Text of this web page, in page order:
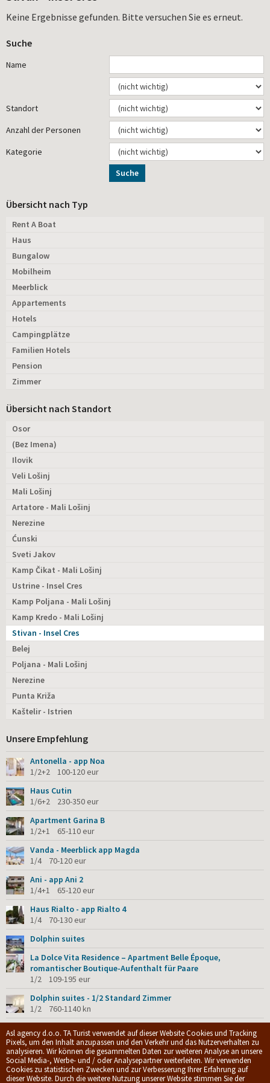
Asl agency d.o.o. TA Turist verwendet auf dieser Website Cookies und Tracking
Pixels, um den Inhalt anzupassen und den Verkehr und das Nutzerverhalten zu
analysieren. Wir können die gesammelten Daten zur weiteren Analyse an unsere
Social Media-, Werbe- und / oder Analysepartner weiterleiten. Wir verwenden
Cookies zu statistischen Zwecken und zur Verbesserung Ihrer Erfahrung auf
dieser Website. Durch die weitere Nutzung unserer Website stimmen Sie der
Keine Ergebnisse gefunden. Bitte versuchen Sie es erneut.
Suche
Name
Standort
Anzahl der Personen
Kategorie
Suche
Übersicht nach Typ
Rent A Boat
Haus
Bungalow
Mobilheim
Meerblick
Appartements
Hotels
Campingplätze
Familien Hotels
Pension
Zimmer
Übersicht nach Standort
Osor
(Bez Imena)
Ilovik
Veli Lošinj
Mali Lošinj
Artatore - Mali Lošinj
Nerezine
Ćunski
Sveti Jakov
Kamp Čikat - Mali Lošinj
Ustrine - Insel Cres
Kamp Poljana - Mali Lošinj
Kamp Kredo - Mali Lošinj
Stivan - Insel Cres
Belej
Poljana - Mali Lošinj
Nerezine
Punta Križa
Kaštelir - Istrien
Unsere Empfehlung
Antonella - app Noa
1/2+2 100-120 eur
Haus Cutin
1/6+2 230-350 eur
Apartment Garina B
1/2+1 65-110 eur
Vanda - Meerblick app Magda
1/4 70-120 eur
Ani - app Ani 2
1/4+1 65-120 eur
Haus Rialto - app Rialto 4
1/4 70-130 eur
Dolphin suites
La Dolce Vita Residence – Apartment Belle Époque,
romantischer Boutique-Aufenthalt für Paare
1/2 109-195 eur
Dolphin suites - 1/2 Standard Zimmer
1/2 760-1140 kn
Gita - app Eva
1/2+2 65-105 eur
© 2009-2026.ASL Agency d.o.o.|Privacy policy|Allgemeine
Geschäftsbedingungen